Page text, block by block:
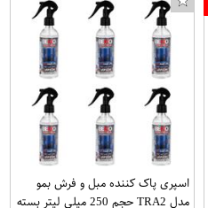
اسپری پاک کننده مبل و فرش بمو
مدل TRA2 حجم 250 میلی لیتر بسته